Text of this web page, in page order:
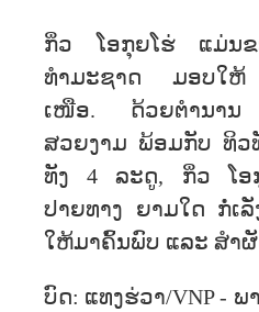
ກິ່ວ ໂອກຸຍໂຮ່ ແມ່ນຂ
ທຳມະຊາດ ມອບໃຫ້
ເໜືອ. ດ້ວຍຕຳນາ
ສວຍງາມ ພ້ອມກັບ ທິ
ທັງ 4 ລະດູ, ກິ່ວ ໂອ
ປາຍທາງ ຍາມໃດ ກໍ່ເ
ໃຫ້ມາຄົ້ນພົບ ແລະ ສຳ
ບົດ: ແທງຮ່ວາ/VNP -